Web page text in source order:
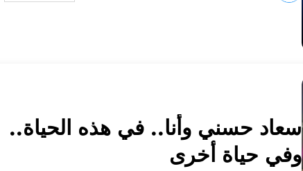
سعاد حسني وأنا.. في هذه الحياة..
وفي حياة أخرى